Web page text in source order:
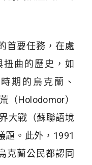
首要任務，在處
曲的歷史，如
期的烏克蘭、
（Holodomor）
大戰（蘇聯語境
題。此外，1991
克蘭公民都認同